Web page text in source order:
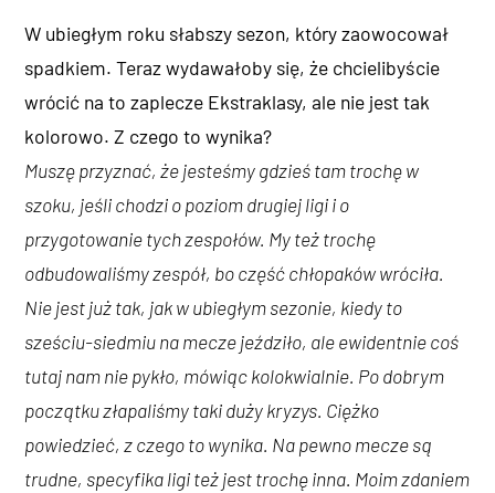
W ubiegłym roku słabszy sezon, który zaowocował
spadkiem. Teraz wydawałoby się, że chcielibyście
wrócić na to zaplecze Ekstraklasy, ale nie jest tak
kolorowo. Z czego to wynika?
Muszę przyznać, że jesteśmy gdzieś tam trochę w
szoku, jeśli chodzi o poziom drugiej ligi i o
przygotowanie tych zespołów. My też trochę
odbudowaliśmy zespół, bo część chłopaków wróciła.
Nie jest już tak, jak w ubiegłym sezonie, kiedy to
sześciu-siedmiu na mecze jeździło, ale ewidentnie coś
tutaj nam nie pykło, mówiąc kolokwialnie. Po dobrym
początku złapaliśmy taki duży kryzys. Ciężko
powiedzieć, z czego to wynika. Na pewno mecze są
trudne, specyfika ligi też jest trochę inna. Moim zdaniem